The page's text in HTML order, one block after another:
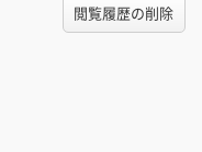
閲覧履歴の削除